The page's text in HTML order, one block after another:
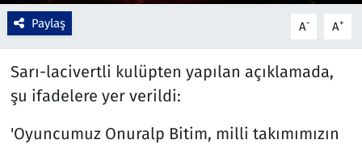
Paylaş A- A+
Sarı-lacivertli kulüpten yapılan açıklamada,
şu ifadelere yer verildi:
'Oyuncumuz Onuralp Bitim, milli takımımızın